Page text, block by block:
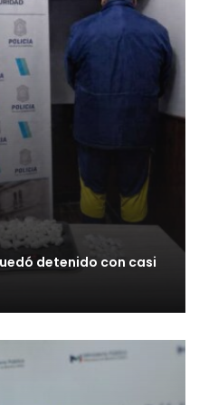
detenido con casi